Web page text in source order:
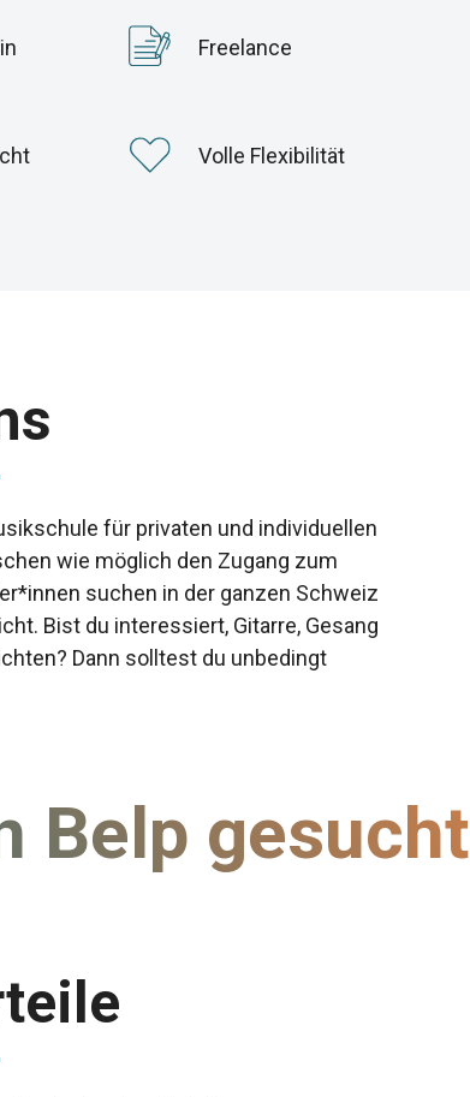
Freelance
Volle Flexibilität
für privaten und individuellen
wie möglich den Zugang zum
suchen in der ganzen Schweiz
Bist du interessiert, Gitarre, Gesang
Dann solltest du unbedingt
Belp gesucht